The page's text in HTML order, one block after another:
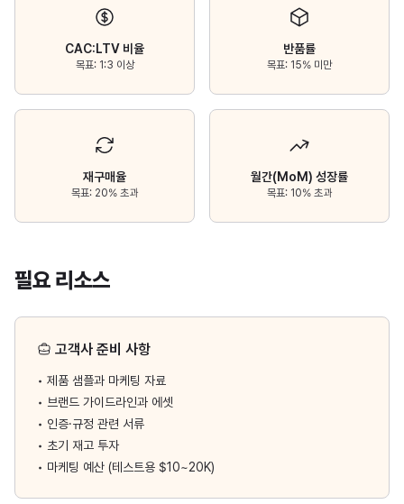
CAC:LTV 비율
목표: 1:3 이상
반품률
목표: 15% 미만
재구매율
목표: 20% 초과
월간(MoM) 성장률
목표: 10% 초과
필요 리소스
고객사 준비 사항
• 제품 샘플과 마케팅 자료
• 브랜드 가이드라인과 에셋
• 인증·규정 관련 서류
• 초기 재고 투자
• 마케팅 예산 (테스트용 $10~20K)